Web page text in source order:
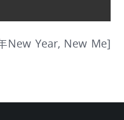
New Year, New Me]